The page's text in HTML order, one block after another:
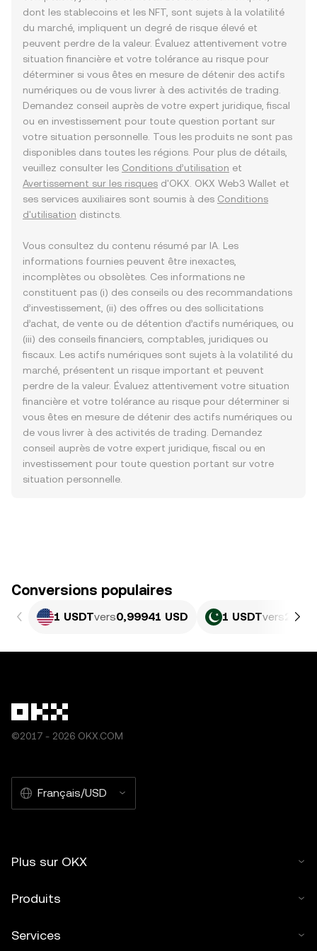
dont les stablecoins et les NFT, sont sujets à la volatilité
du marché, impliquent un degré de risque élevé et
peuvent perdre de la valeur. Évaluez attentivement votre
situation financière et votre tolérance au risque pour
déterminer si vous êtes en mesure de détenir des actifs
numériques ou de vous livrer à des activités de trading.
Demandez conseil auprès de votre expert juridique, fiscal
ou en investissement pour toute question portant sur
votre situation personnelle. Tous les produits ne sont pas
disponibles dans toutes les régions. Pour plus de détails,
veuillez consulter les Conditions d’utilisation et
Avertissement sur les risques d'OKX. OKX Web3 Wallet et
ses services auxiliaires sont soumis à des Conditions
d'utilisation distincts.
Vous consultez du contenu résumé par IA. Les
informations fournies peuvent être inexactes,
incomplètes ou obsolètes. Ces informations ne
constituent pas (i) des conseils ou des recommandations
d’investissement, (ii) des offres ou des sollicitations
d’achat, de vente ou de détention d’actifs numériques, ou
(iii) des conseils financiers, comptables, juridiques ou
fiscaux. Les actifs numériques sont sujets à la volatilité du
marché, présentent un risque important et peuvent
perdre de la valeur. Évaluez attentivement votre situation
financière et votre tolérance au risque pour déterminer si
vous êtes en mesure de détenir des actifs numériques ou
de vous livrer à des activités de trading. Demandez
conseil auprès de votre expert juridique, fiscal ou en
investissement pour toute question portant sur votre
situation personnelle.
Conversions populaires
1 USDTvers0,99941 USD 1 USDTvers277,7
©2017 - 2026 OKX.COM
Français/USD
Plus sur OKX
Produits
Services